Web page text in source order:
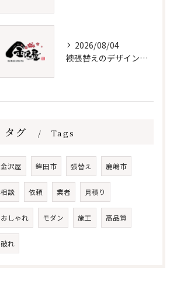
2026/08/04
襖張替えのデザインと選び方徹底解説
タグ Tags
金沢屋 鉾田市 張替え 鹿嶋市
相談 依頼 業者 見積り
おしゃれ モダン 施工 高品質
破れ